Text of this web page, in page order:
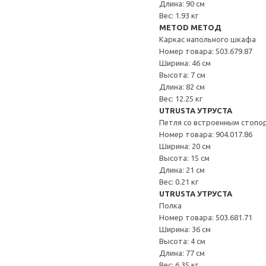
Длина: 90 см
Вес: 1.93 кг
METOD МЕТОД
Каркас напольного шкафа
Номер товара: 503.679.87
Ширина: 46 см
Высота: 7 см
Длина: 82 см
Вес: 12.25 кг
UTRUSTA УТРУСТА
Петля со встроенным
Номер товара: 904.017.86
Ширина: 20 см
Высота: 15 см
Длина: 21 см
Вес: 0.21 кг
UTRUSTA УТРУСТА
Полка
Номер товара: 503.681.71
Ширина: 36 см
Высота: 4 см
Длина: 77 см